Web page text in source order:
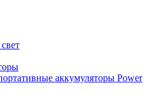
аккумуляторы Power